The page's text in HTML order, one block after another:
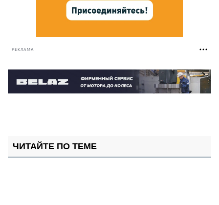
РЕКЛАМА
ЧИТАЙТЕ ПО ТЕМЕ